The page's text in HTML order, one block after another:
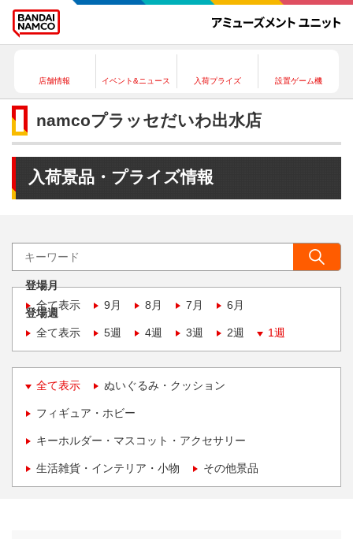
店舗情報 イベント&ニュース 入荷プライズ 設置ゲーム機
namcoプラッセだいわ出水店
入荷景品・プライズ情報
登場月
全て表示
9月 8月 7月 6月
登場週
全て表示
5週 4週 3週 2週 1週
全て表示 ぬいぐるみ・クッション
フィギュア・ホビー
キーホルダー・マスコット・アクセサリー
生活雑貨・インテリア・小物 その他景品